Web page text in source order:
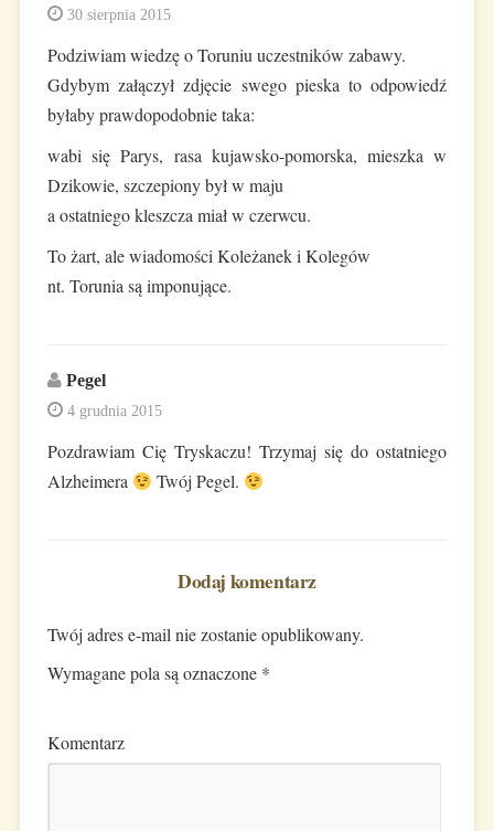
30 sierpnia 2015
Podziwiam wiedzę o Toruniu uczestników zabawy.
Gdybym załączył zdjęcie swego pieska to odpowiedź
byłaby prawdopodobnie taka:
wabi się Parys, rasa kujawsko-pomorska, mieszka w
Dzikowie, szczepiony był w maju
a ostatniego kleszcza miał w czerwcu.
To żart, ale wiadomości Koleżanek i Kolegów
nt. Torunia są imponujące.
Pegel
4 grudnia 2015
Pozdrawiam Cię Tryskaczu! Trzymaj się do ostatniego
Alzheimera
Twój Pegel.
Dodaj komentarz
Twój adres e-mail nie zostanie opublikowany.
Wymagane pola są oznaczone *
Komentarz